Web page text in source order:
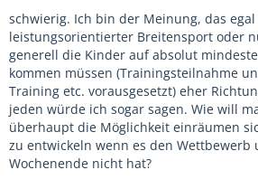
schwierig. Ich bin der Meinung, das egal
leistungsorientierter Breitensport oder
generell die Kinder auf absolut
kommen müssen (Trainingsteilnahme
Training etc. vorausgesetzt) eher
jeden würde ich sogar sagen. Wie will
überhaupt die Möglichkeit einräumen
zu entwickeln wenn es den Wettbewerb
Wochenende nicht hat?